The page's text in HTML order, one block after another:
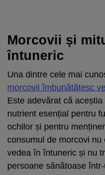
Morcovii și
întuneric
Una dintre cele mai
morcovii îmbunătățesc
Este adevărat că
nutrient esențial pentru
ochilor și pentru
consumul de morcovi
vedea în întuneric și nu
persoane sănătoase